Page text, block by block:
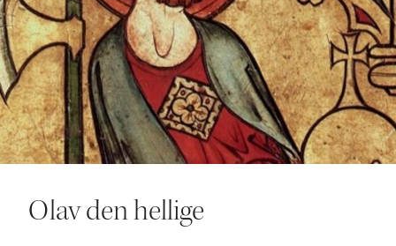
Ditt besøk
Olav den hellige